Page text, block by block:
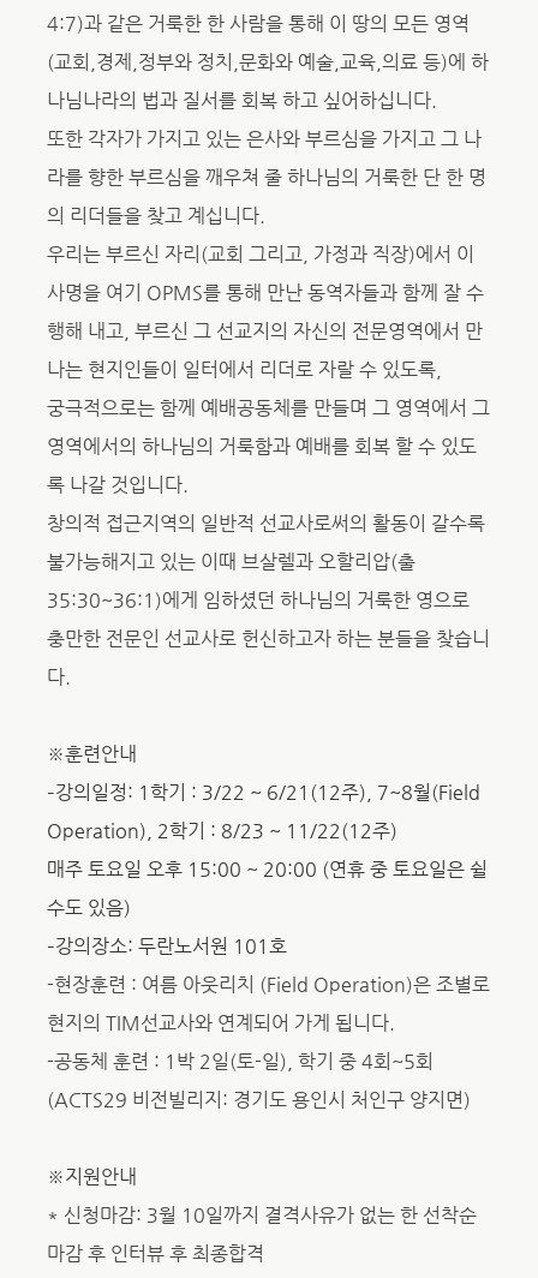
4:7)과 같은 거룩한 한 사람을 통해 이 땅의 모든 영역
(교회,경제,정부와 정치,문화와 예술,교육,의료 등)에 하
나님나라의 법과 질서를 회복 하고 싶어하십니다.
또한 각자가 가지고 있는 은사와 부르심을 가지고 그 나
라를 향한 부르심을 깨우쳐 줄 하나님의 거룩한 단 한 명
의 리더들을 찾고 계십니다.
우리는 부르신 자리(교회 그리고, 가정과 직장)에서 이
사명을 여기 OPMS를 통해 만난 동역자들과 함께 잘 수
행해 내고, 부르신 그 선교지의 자신의 전문영역에서 만
나는 현지인들이 일터에서 리더로 자랄 수 있도록,
궁극적으로는 함께 예배공동체를 만들며 그 영역에서 그
영역에서의 하나님의 거룩함과 예배를 회복 할 수 있도
록 나갈 것입니다.
창의적 접근지역의 일반적 선교사로써의 활동이 갈수록
불가능해지고 있는 이때 브살렐과 오할리압(출
35:30~36:1)에게 임하셨던 하나님의 거룩한 영으로
충만한 전문인 선교사로 헌신하고자 하는 분들을 찾습니
다.
※훈련안내
–강의일정: 1학기 : 3/22 ~ 6/21(12주), 7~8월(Field
Operation), 2학기 : 8/23 ~ 11/22(12주)
매주 토요일 오후 15:00 ~ 20:00 (연휴 중 토요일은 쉴
수도 있음)
–강의장소: 두란노서원 101호
-현장훈련 : 여름 아웃리치 (Field Operation)은 조별로
현지의 TIM선교사와 연계되어 가게 됩니다.
-공동체 훈련 : 1박 2일(토-일), 학기 중 4회~5회
(ACTS29 비전빌리지: 경기도 용인시 처인구 양지면)
※지원안내
* 신청마감: 3월 10일까지 결격사유가 없는 한 선착순
마감 후 인터뷰 후 최종합격